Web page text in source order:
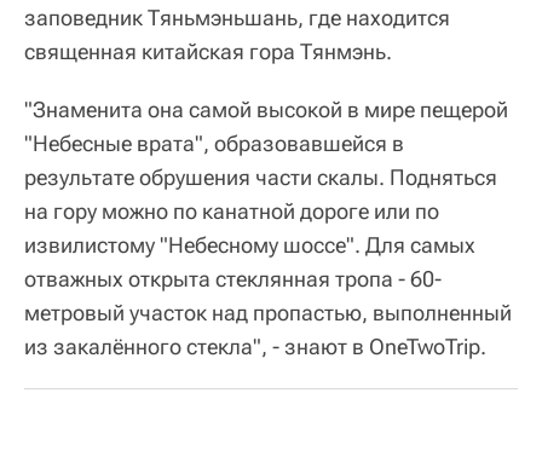
заповедник Тяньмэньшань, где находится
священная китайская гора Тянмэнь.
"Знаменита она самой высокой в мире пещерой
"Небесные врата", образовавшейся в
результате обрушения части скалы. Подняться
на гору можно по канатной дороге или по
извилистому "Небесному шоссе". Для самых
отважных открыта стеклянная тропа - 60-
метровый участок над пропастью, выполненный
из закалённого стекла", - знают в OneTwoTrip.